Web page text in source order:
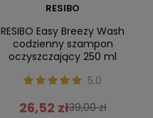
RESIBO
RESIBO Easy Breezy Wash
codzienny szampon
oczyszczający 250 ml
5.0
26,52 zł39,00 zł